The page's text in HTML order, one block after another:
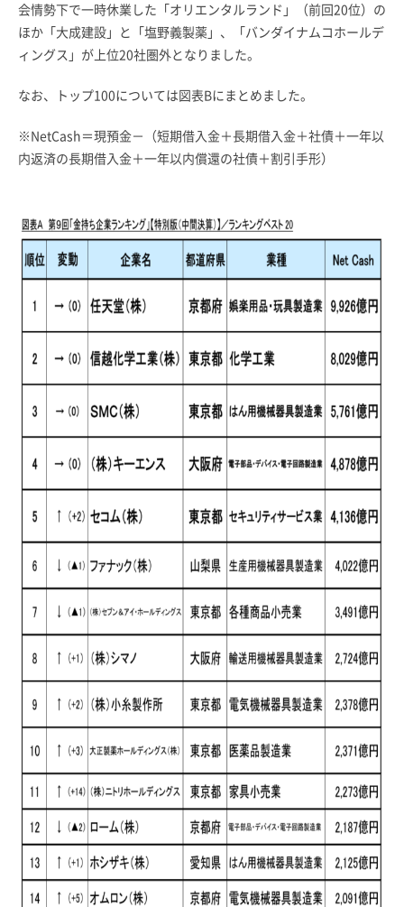
会情勢下で一時休業した「オリエンタルランド」（前回20位）の
ほか「大成建設」と「塩野義製薬」、「バンダイナムコホールデ
ィングス」が上位20社圏外となりました。
なお、トップ100については図表Bにまとめました。
※NetCash＝現預金－（短期借入金＋長期借入金＋社債＋一年以
内返済の長期借入金＋一年以内償還の社債＋割引手形）